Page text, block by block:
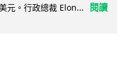
元。行政總裁 Elon...
閱讀